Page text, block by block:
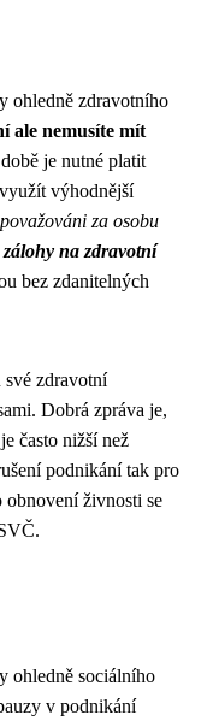
ohledně zdravotního
ale nemusíte mít
je nutné platit
výhodnější
za osobu
na zdravotní
bez zdanitelných
své zdravotní
Dobrá zpráva je,
často nižší než
podnikání tak pro
obnovení živnosti se
ohledně sociálního
v podnikání